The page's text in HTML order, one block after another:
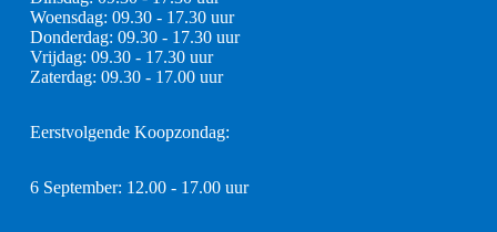
Woensdag: 09.30 - 17.30 uur
Donderdag: 09.30 - 17.30 uur
Vrijdag: 09.30 - 17.30 uur
Zaterdag: 09.30 - 17.00 uur
Eerstvolgende Koopzondag:
6 September: 12.00 - 17.00 uur